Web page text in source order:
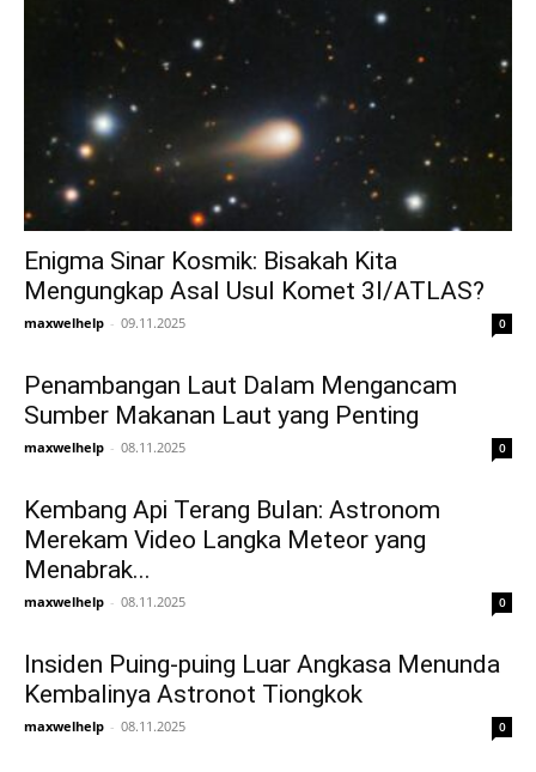
Enigma Sinar Kosmik: Bisakah Kita
Mengungkap Asal Usul Komet 3I/ATLAS?
maxwelhelp - 09.11.2025 0
Penambangan Laut Dalam Mengancam
Sumber Makanan Laut yang Penting
maxwelhelp - 08.11.2025 0
Kembang Api Terang Bulan: Astronom
Merekam Video Langka Meteor yang
Menabrak...
maxwelhelp - 08.11.2025 0
Insiden Puing-puing Luar Angkasa Menunda
Kembalinya Astronot Tiongkok
maxwelhelp - 08.11.2025 0